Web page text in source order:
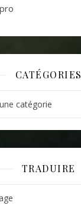
CATÉGORIES
TRADUIRE